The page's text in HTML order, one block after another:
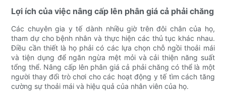
Lợi ích của việc nâng cấp lên phân giá cả phải chăng
Các chuyên gia y tế dành nhiều giờ trên đôi chân của họ,
tham dự cho bệnh nhân và thực hiện các thủ tục khác nhau.
Điều cần thiết là họ phải có các lựa chọn chỗ ngồi thoải mái
và tiện dụng để ngăn ngừa mệt mỏi và cải thiện năng suất
tổng thể. Nâng cấp lên phân giá cả phải chăng có thể là một
người thay đổi trò chơi cho các hoạt động y tế tìm cách tăng
cường sự thoải mái và hiệu quả của nhân viên của họ.